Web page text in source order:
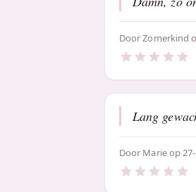
DoorZomerkind
Lang
Door Marieop 27-